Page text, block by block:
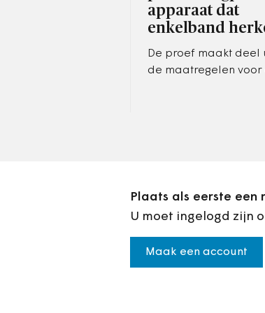
apparaat dat
enkelband
De proef maakt deel
de maatregelen voor
Plaats als eerste een
U moet ingelogd zijn
Maak een account